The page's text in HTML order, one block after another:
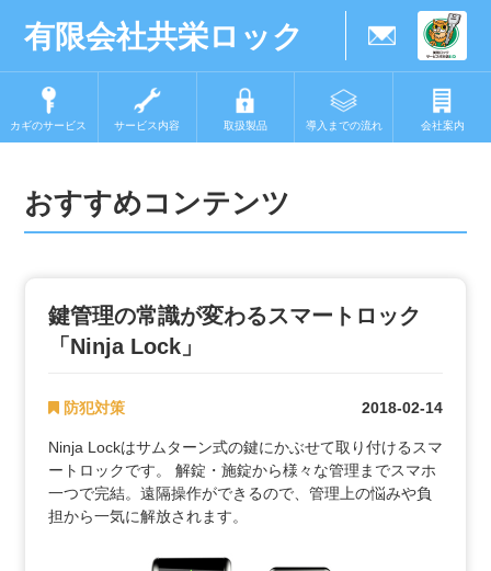
有限会社共栄ロック
カギのサービス サービス内容 取扱製品 導入までの流れ 会社案内
おすすめコンテンツ
鍵管理の常識が変わるスマートロック
「Ninja Lock」
防犯対策 2018-02-14
Ninja​ ​Lockはサムターン式の鍵にかぶせて取り付けるスマ
ートロックです。 解錠・施錠から様々な管理までスマホ
一つで完結。遠隔操作ができるので、管理上の悩みや負
担から一気に解放されます。